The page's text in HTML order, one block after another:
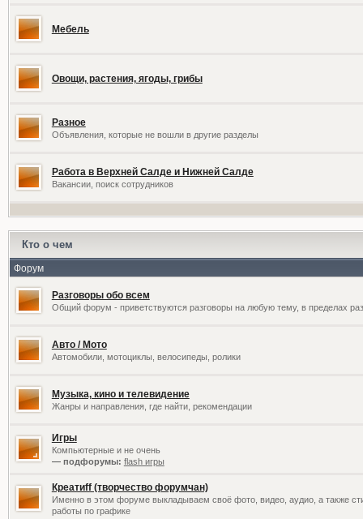
Мебель
Овощи, растения, ягоды, грибы
Разное
Объявления, которые не вошли в другие разделы
Работа в Верхней Салде и Нижней Салде
Вакансии, поиск сотрудников
Кто о чем
Форум
Разговоры обо всем
Общий форум - приветствуются разговоры на любую тему, в пределах
Авто / Мото
Автомобили, мотоциклы, велосипеды, ролики
Музыка, кино и телевидение
Жанры и направления, где найти, рекомендации
Игры
Компьютерные и не очень
— подфорумы: flash игры
Креатиff (творчество форумчан)
Именно в этом форуме выкладываем своё фото, видео, аудио, а также
работы по графике